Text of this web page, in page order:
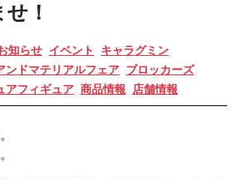
！
知らせ イベント
キャラグミン
ンドマテリアルフェア ブロッカーズ
アフィギュア 商品情報 店舗情報